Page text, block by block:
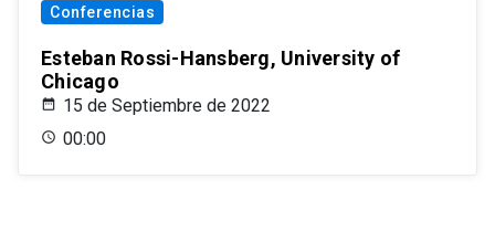
Conferencias
Esteban Rossi-Hansberg, University of
Chicago
15 de Septiembre de 2022
00:00